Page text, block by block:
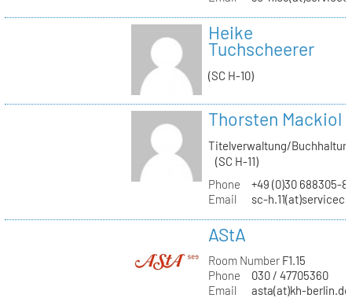
Heike
Tuchscheerer
(SC H-10)
Thorsten Mackiol
Titelverwaltung/
(SC H-11)
Phone
+49 (0)30 688305-
Email
sc-
AStA
Room NumberF1.15
Phone
030 / 47705360
Email
asta(at)kh-berlin.de